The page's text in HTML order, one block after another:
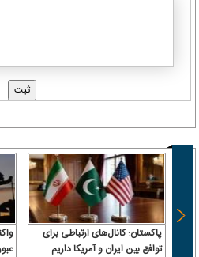
پاکستان: کانال‌های ارتباطی برای
توافق بین ایران و آمریکا داریم